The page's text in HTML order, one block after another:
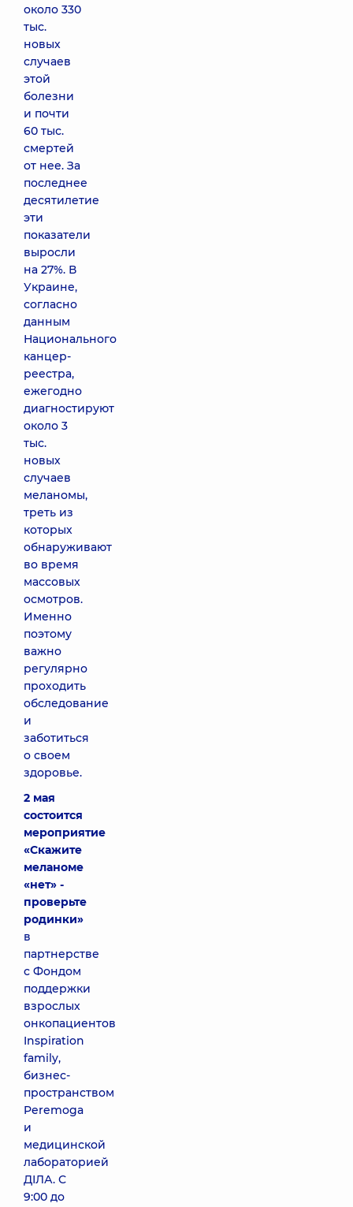
около 330
тыс.
новых
случаев
этой
болезни
и почти
60 тыс.
смертей
от нее. За
последнее
десятилетие
эти
показатели
выросли
на 27%. В
Украине,
согласно
данным
Национального
канцер-
реестра,
ежегодно
диагностируют
около 3
тыс.
новых
случаев
меланомы,
треть из
которых
обнаруживают
во время
массовых
осмотров.
Именно
поэтому
важно
регулярно
проходить
обследование
и
заботиться
о своем
здоровье.
2 мая
состоится
мероприятие
«Скажите
меланоме
«нет» -
проверьте
родинки»
в
партнерстве
с Фондом
поддержки
взрослых
онкопациентов
Inspiration
family,
бизнес-
пространством
Peremoga
и
медицинской
лабораторией
ДІЛА. С
9:00 до